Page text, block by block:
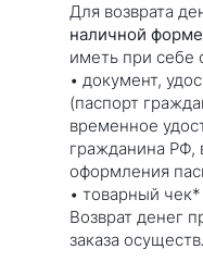
Для возврата
наличной
иметь при
• документ,
(паспорт
временное
гражданина РФ,
оформления
• товарный чек*
Возврат денег
заказа